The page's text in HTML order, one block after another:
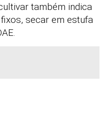
também indica
secar em estufa